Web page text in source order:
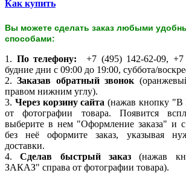
Как купить
Вы можете сделать заказ любыми
способами:
1. По телефону: +7 (495) 142-62-09, +7
будние дни с 09:00 до 19:00, суббота/
2.Заказав обратный звонок
правом нижним углу).
3. Через корзину сайта (нажав кнопку
от фотографии товара. Появится
выберите в нем "Оформление заказа" и с
без неё оформите заказ, указывая
доставки.
4.Сделав быстрый заказ (нажав
ЗАКАЗ" справа от фотографии товара).